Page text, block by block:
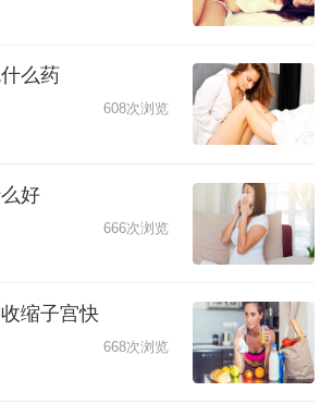
么药
608次浏览
好
666次浏览
缩子宫快
668次浏览